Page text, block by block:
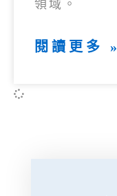
領域。
閱讀更多 »